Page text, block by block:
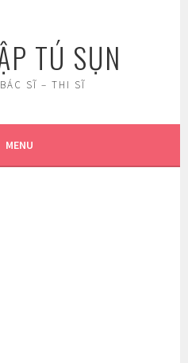
TÚ SỤN
SĨ – THI SĨ
MENU